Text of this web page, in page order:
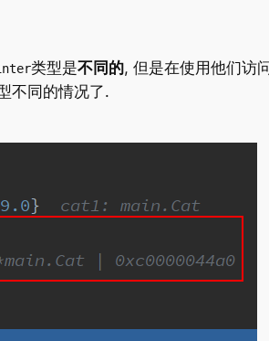
类型是不同的, 但是在使用他们访
不同的情况了.